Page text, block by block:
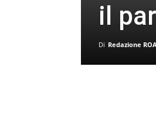
il
Di Redazione